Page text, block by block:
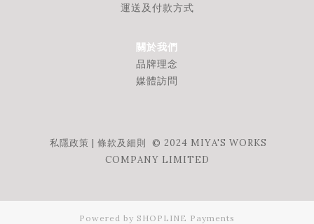
運送及付款方式
關於我們
品牌理念
媒體訪問
私隱政策 | 條款及細則 © 2024 MIYA'S WORKS
COMPANY LIMITED
Powered by SHOPLINE Payments